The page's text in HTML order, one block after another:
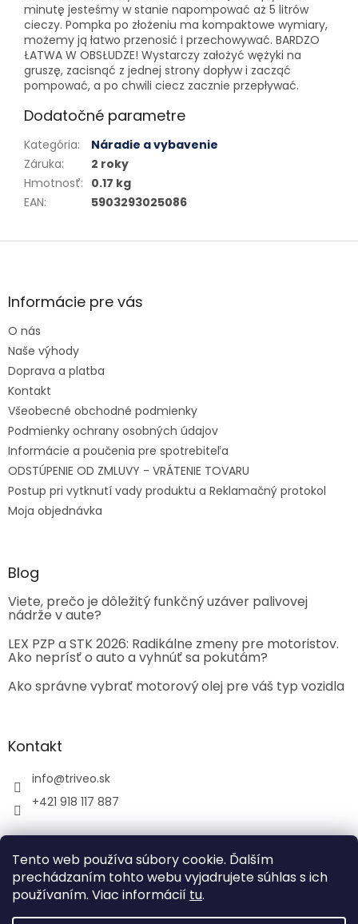
Tento web používa súbory cookie. Ďalším
prechádzaním tohto webu vyjadrujete súhlas s ich
používaním. Viac informácií tu.
minutę jesteśmy w stanie napompować aż 5 litrów
cieczy. Pompka po złożeniu ma kompaktowe wymiary,
możemy ją łatwo przenosić i przechowywać. BARDZO
ŁATWA W OBSŁUDZE! Wystarczy założyć wężyki na
gruszę, zacisnąć z jednej strony dopływ i zacząć
pompować, a po chwili ciecz zacznie przepływać.
Dodatočné parametre
Kategória:
Náradie a vybavenie
Záruka:
2 roky
Hmotnosť: 0.17 kg
EAN: 5903293025086
Zápätie
Informácie pre vás
O nás
Naše výhody
Doprava a platba
Kontakt
Všeobecné obchodné podmienky
Podmienky ochrany osobných údajov
Informácie a poučenia pre spotrebiteľa
ODSTÚPENIE OD ZMLUVY - VRÁTENIE TOVARU
Postup pri vytknutí vady produktu a Reklamačný protokol
Moja objednávka
Blog
Viete, prečo je dôležitý funkčný uzáver palivovej
nádrže v aute?
LEX PZP a STK 2026: Radikálne zmeny pre motoristov.
Ako neprísť o auto a vyhnúť sa pokutám?
Ako správne vybrať motorový olej pre váš typ vozidla
Kontakt
info@triveo.sk
+421 918 117 887
Vytvoril Shoptet